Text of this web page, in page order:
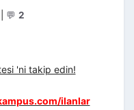
💬 2
'ni takip edin!
ilanlar